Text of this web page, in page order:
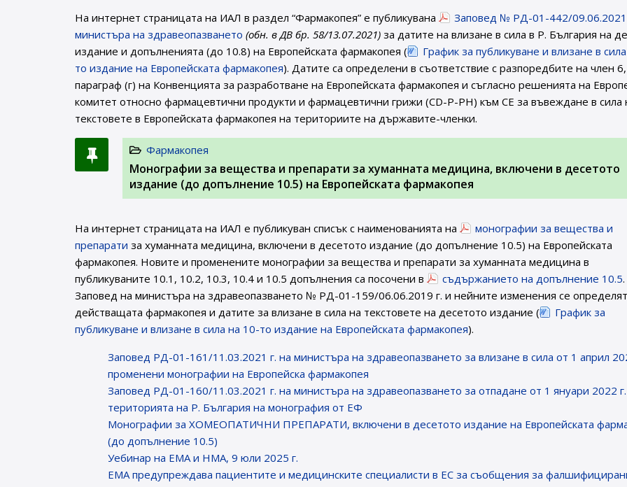
На интернет страницата на ИАЛ в раздел “Фармакопея” е публикувана
Заповед № РД-01-442/09.06.2021
министъра на здравеопазването (обн. в ДВ бр. 58/13.07.2021) за датите на влизане в сила в Р. България на
издание и допълненията (до 10.8) на Европейската фармакопея (
График за публикуване и влизане в
то издание на Европейската фармакопея). Датите са определени в съответствие с разпоредбите на член 6,
параграф (г) на Конвенцията за разработване на Европейската фармакопея и съгласно решенията на
комитет относно фармацевтични продукти и фармацевтични грижи (CD-P-PH) към СЕ за въвеждане в сила
текстовете в Европейската фармакопея на териториите на държавите-членки.
Фармакопея
Монографии за вещества и препарати за хуманната медицина, включени в десетото
издание (до допълнение 10.5) на Европейската фармакопея
На интернет страницата на ИАЛ e публикуван списък с наименованията на
монографии за вещества и
препарати за хуманната медицина, включени в десетото издание (до допълнение 10.5) на Европейската
фармакопея. Новите и променените монографии за вещества и препарати за хуманната медицина в
публикуваните 10.1, 10.2, 10.3, 10.4 и 10.5 допълнения са посочени в
съдържанието на допълнение 10.5
Заповед на министъра на здравеопазването № РД-01-159/06.06.2019 г. и нейните изменения се определят
действащата фармакопея и датите за влизане в сила на текстовете на десетото издание (
График за
публикуване и влизане в сила на 10-то издание на Европейската фармакопея).
Заповед РД-01-161/11.03.2021 г. на министъра на здравеопазването за влизане в сила от 1 април
променени монографии на Европейска фармакопея
Заповед РД-01-160/11.03.2021 г. на министъра на здравеопазването за отпадане от 1 януари 2022
територията на Р. България на монография от ЕФ
Монографии за ХОМЕОПАТИЧНИ ПРЕПАРАТИ, включени в десетото издание на Европейската
(до допълнение 10.5)
Уебинар на ЕМА и НМА, 9 юли 2025 г.
EMA предупреждава пациентите и медицинските специалисти в ЕС за съобщения за